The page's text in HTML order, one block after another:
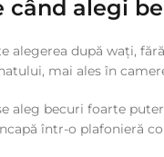
când alegi
alegerea după wați,
mai ales în
aleg becuri foarte
într-o plafonieră